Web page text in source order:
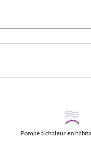
Pompe à chaleur en